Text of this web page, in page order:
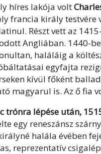
híres lakója volt
francia király testvére
Részt vett az
Angliában. 1440-
haláláig a
egyfajta
kívül főként
magyarul is. Az ő fia
trónra lépése után,
egy reneszánsz
halála évében
reprezentatív